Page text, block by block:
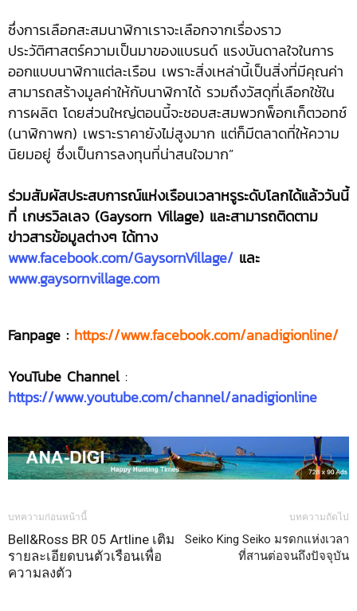
ซึ่งการเลือกสะสมนาฬิกาเราจะเลือกจากเรื่องราว
ประวัติศาสตร์ความเป็นมาของแบรนด์ แรงบันดาลใจในการ
ออกแบบนาฬิกาแต่ละเรือน เพราะสิ่งเหล่านี้เป็นสิ่งที่มีคุณค่า
สามารถสร้างมูลค่าให้กับนาฬิกาได้ รวมถึงวัสดุที่เลือกใช้ใน
การผลิต โดยส่วนใหญ่ตอนนี้จะชอบสะสมพวกพ็อกเก็ตวอทช์
(นาฬิกาพก) เพราะราคายังไม่สูงมาก แต่ก็มีตลาดที่ให้ความ
นิยมอยู่ ซึ่งเป็นการลงทุนที่น่าสนใจมาก”
ร่วมสัมผัสประสบการณ์แห่งเรือนเวลาหรูระดับโลกได้แล้ววันนี้
ที่ เกษรวิลเลจ (Gaysorn Village) และสามารถติดตาม
ข่าวสารข้อมูลต่างๆ ได้ทาง
www.facebook.com/GaysornVillage/ และ
www.gaysornvillage.com
Fanpage : https://www.facebook.com/anadigionline/
YouTube Channel :
https://www.youtube.com/channel/anadigionline
บทความก่อนหน้านี้
Bell&Ross BR 05 Artline เติม
รายละเอียดบนตัวเรือนเพื่อ
ความลงตัว
บทความถัดไป
Seiko King Seiko มรดกแห่งเวลา
ที่สานต่อจนถึงปัจจุบัน